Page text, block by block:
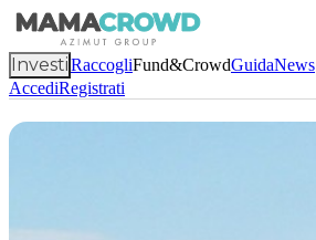
InvestiRaccogliFund&CrowdGuidaNews
AccediRegistrati